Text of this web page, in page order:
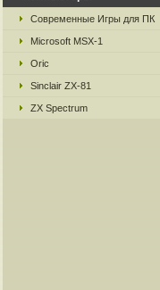
Современные Игры для ПК
Microsoft MSX-1
Oric
Sinclair ZX-81
ZX Spectrum